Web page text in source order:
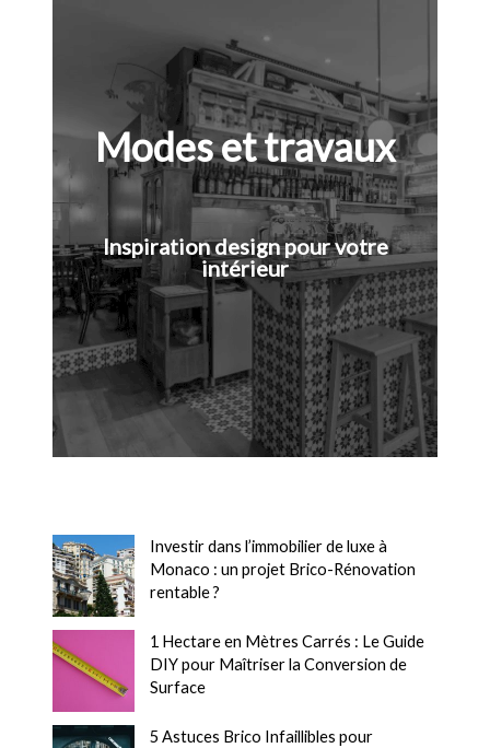
Modes et travaux
Inspiration design pour votre
intérieur
Investir dans l’immobilier de luxe à
Monaco : un projet Brico-Rénovation
rentable ?
1 Hectare en Mètres Carrés : Le Guide
DIY pour Maîtriser la Conversion de
Surface
5 Astuces Brico Infaillibles pour